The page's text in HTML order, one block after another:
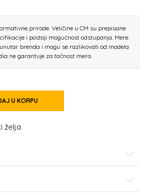
prirode. Veličine u CM su prepisane
i postoji mogućnost odstupanja. Mere
brenda i mogu se razlikovati od modela
ne garantuje za tačnost mera.
U KORPU
želja